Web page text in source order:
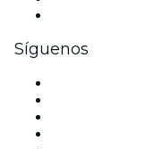
Síguenos